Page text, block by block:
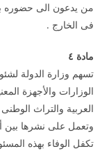
من يدعون الى حضوره
فى الخارج .
مادة ٤
تسهم وزارة الدولة
الوزارات والأجهزة
العربية والتراث
وتعمل على نشرها بين
تكفل الوفاء بهذه